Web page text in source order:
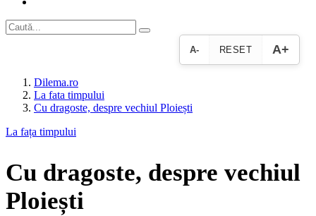
A- RESET A+
Dilema.ro
La fata timpului
Cu dragoste, despre vechiul Ploiești
La fața timpului
Cu dragoste, despre vechiul
Ploiești